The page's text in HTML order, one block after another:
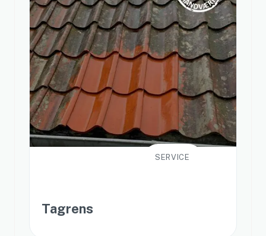
SERVICE
Tagrens